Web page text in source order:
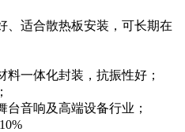
、适合散热板安装，可长期在
一体化封装，抗振性好；
台音响及高端设备行业；